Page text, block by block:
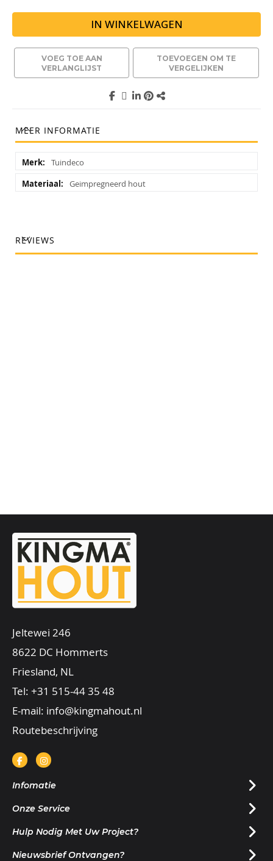
IN WINKELWAGEN
VOEG TOE AAN
VERLANGLIJST
TOEVOEGEN OM TE
VERGELIJKEN
MEER INFORMATIE
informatie Tuindeco
Geimpregneerd hout
REVIEWS
Jeltewei 246
8622 DC Hommerts
Friesland, NL
Tel: +31 515-44 35 48
E-mail: info@kingmahout.nl
Routebeschrijving
Infomatie
Onze Service
Hulp Nodig Met Uw Project?
Nieuwsbrief Ontvangen?